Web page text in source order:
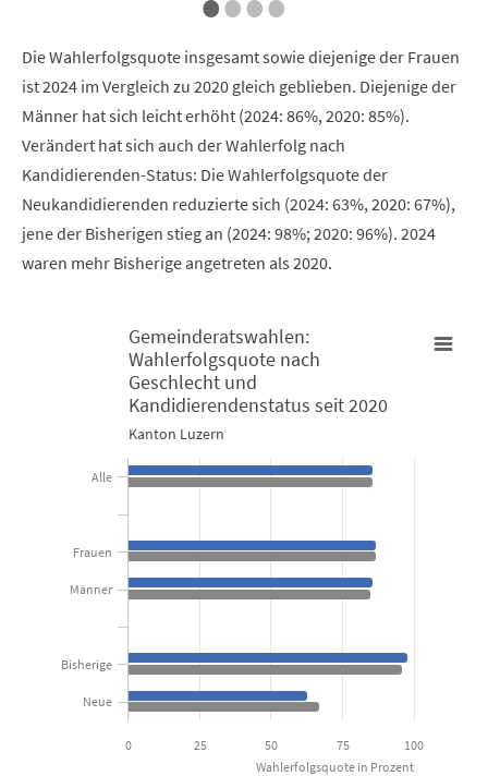
Die Wahlerfolgsquote insgesamt sowie diejenige der Frauen
ist 2024 im Vergleich zu 2020 gleich geblieben. Diejenige der
Männer hat sich leicht erhöht (2024: 86%, 2020: 85%).
Verändert hat sich auch der Wahlerfolg nach
Kandidierenden-Status: Die Wahlerfolgsquote der
Neukandidierenden reduzierte sich (2024: 63%, 2020: 67%),
jene der Bisherigen stieg an (2024: 98%; 2020: 96%). 2024
waren mehr Bisherige angetreten als 2020.
Gemeinderatswahlen: Wahlerfolgsquote nach Geschlecht
Bar chart with 2 data series.
View as data table, Gemeinderatswahlen:
The chart has 1 X axis displaying categories.
The chart has 1 Y axis displaying Wahlerfolgsquote in Prozent.
Wahlerfolgsquote in Prozent
Gemeinderatswahlen:
Wahlerfolgsquote nach
Geschlecht und
Kandidierendenstatus seit 2020
Kanton Luzern
0 25 50 75 100
Neue
Bisherige
Männer
Frauen
Alle